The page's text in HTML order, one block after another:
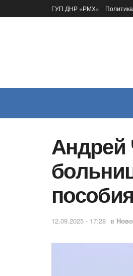
ГУП ДНР «РМХ»
Андрей
пособия
12.09.2025 - 17:28 в